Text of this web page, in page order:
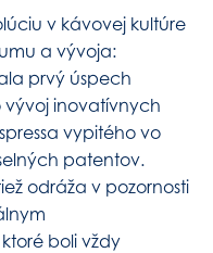
v kávovej kultúre
a vývoja:
prvý úspech
vývoj inovatívnych
vypitého vo
patentov.
odráža v pozornosti
boli vždy